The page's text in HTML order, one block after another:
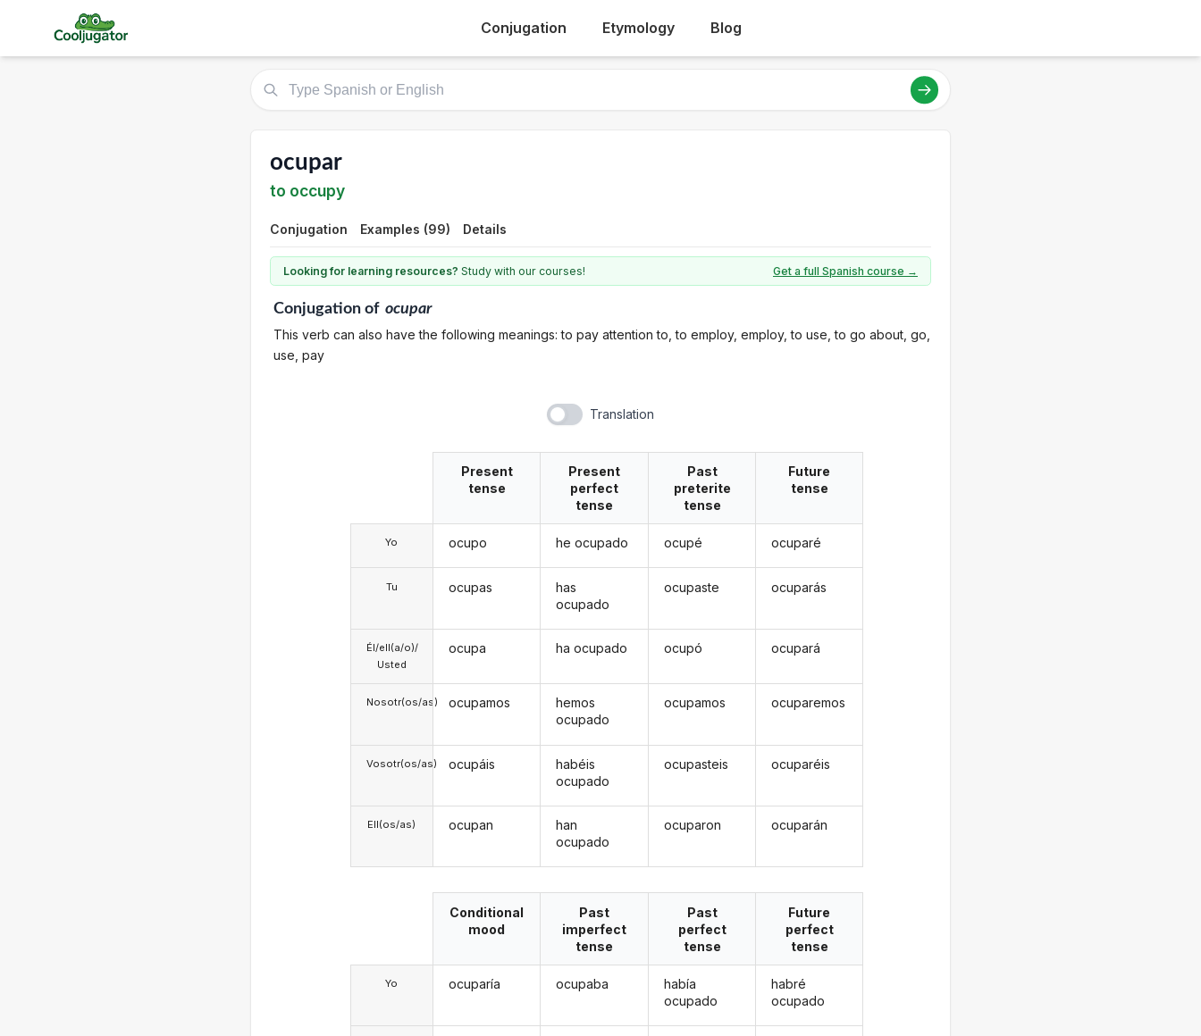
Conjugation Etymology Blog
ocupar
to occupy
Conjugation Examples (99) Details
Looking for learning resources? Study with our courses! Get a full Spanish course →
Conjugationof ocupar
This verb can also have the following meanings: to pay attention to, to employ, employ, to use, to go about, go,
use, pay
Translation
Yo
Tu
Él/ell(a/o)/
Usted
Nosotr(os/as)
Vosotr(os/as)
Ell(os/as)
Present
tense
ocupo
ocupas
ocupa
ocupamos
ocupáis
ocupan
Present
perfect
tense
he ocupado
has
ocupado
ha ocupado
hemos
ocupado
habéis
ocupado
han
ocupado
Past
preterite
tense
ocupé
ocupaste
ocupó
ocupamos
ocupasteis
ocuparon
Future
tense
ocuparé
ocuparás
ocupará
ocuparemos
ocuparéis
ocuparán
Yo
Conditional
mood
ocuparía
Past
imperfect
tense
ocupaba
Past
perfect
tense
había
ocupado
Future
perfect
tense
habré
ocupado